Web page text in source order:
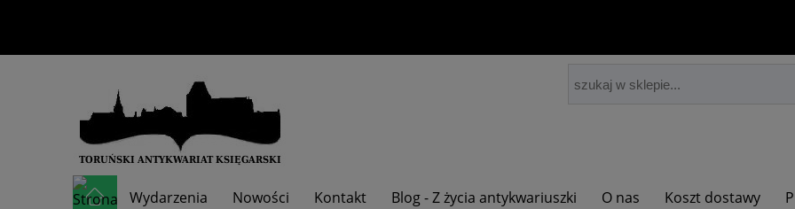
Wydarzenia Nowości Kontakt Blog - Z życia antykwariuszki O nas Koszt dostawy